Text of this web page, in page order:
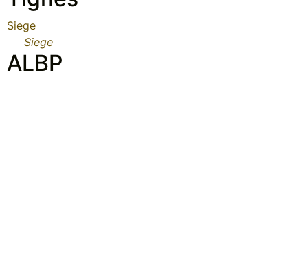
Siege
Siege
ALBP